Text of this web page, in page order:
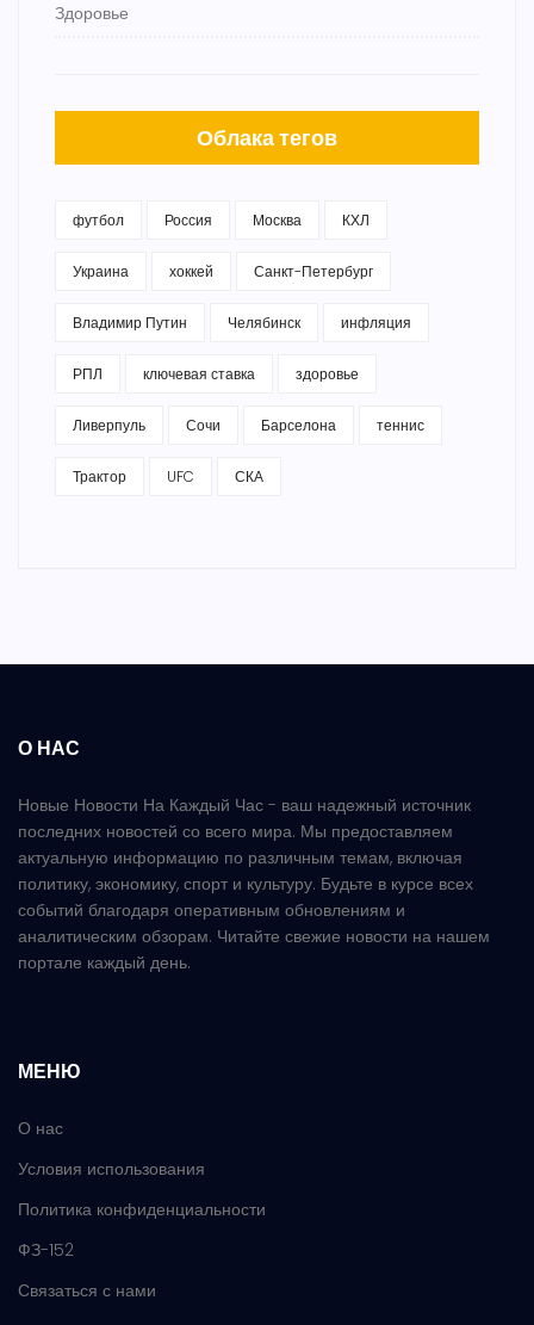
Здоровье
Облака тегов
футбол Россия Москва КХЛ
Украина хоккей Санкт-Петербург
Владимир Путин Челябинск инфляция
РПЛ ключевая ставка здоровье
Ливерпуль Сочи Барселона теннис
Трактор UFC СКА
О НАС
Новые Новости На Каждый Час - ваш надежный источник
последних новостей со всего мира. Мы предоставляем
актуальную информацию по различным темам, включая
политику, экономику, спорт и культуру. Будьте в курсе всех
событий благодаря оперативным обновлениям и
аналитическим обзорам. Читайте свежие новости на нашем
портале каждый день.
МЕНЮ
О нас
Условия использования
Политика конфиденциальности
ФЗ-152
Связаться с нами